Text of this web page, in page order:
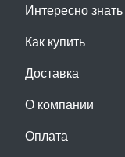
Интересно знать
Как купить
Доставка
О компании
Оплата